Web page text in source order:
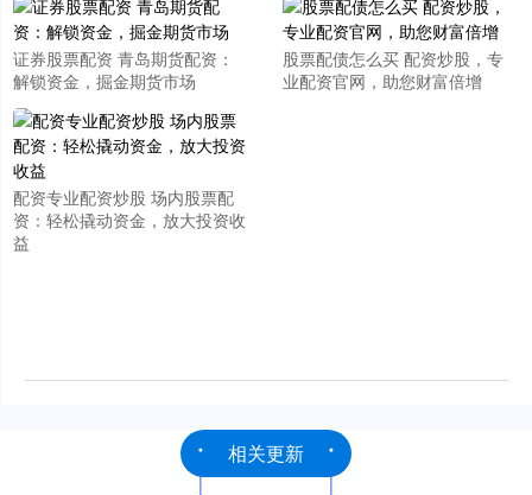
证券股票配资 青岛期货配资：
解锁资金，掘金期货市场
股票配债怎么买 配资炒股，专
业配资官网，助您财富倍增
配资专业配资炒股 场内股票配
资：轻松撬动资金，放大投资收
益
相关更新